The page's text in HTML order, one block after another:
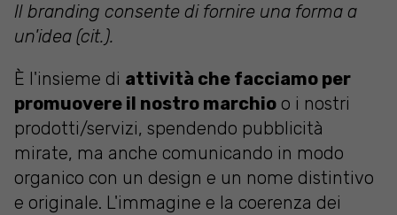
Il branding consente di fornire una forma a
un'idea (cit.).
È l'insieme di attività che facciamo per
promuovere il nostro marchio o i nostri
prodotti/servizi, spendendo pubblicità
mirate, ma anche comunicando in modo
organico con un design e un nome distintivo
e originale. L'immagine e la coerenza dei